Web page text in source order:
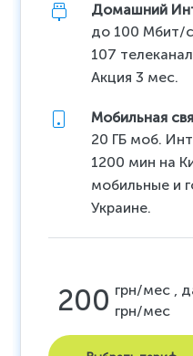
Домашний
до 100 Мбит/
107
Акция 3 мес.
Мобильная
20 ГБ моб.
1200 мин на
мобильные и
Украине.
200 грн/мес ,
грн/мес